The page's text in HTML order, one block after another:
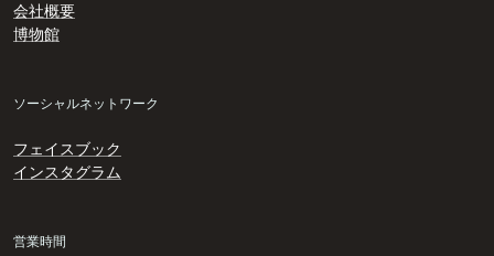
会社概要
博物館
ソーシャルネットワーク
フェイスブック
インスタグラム
営業時間